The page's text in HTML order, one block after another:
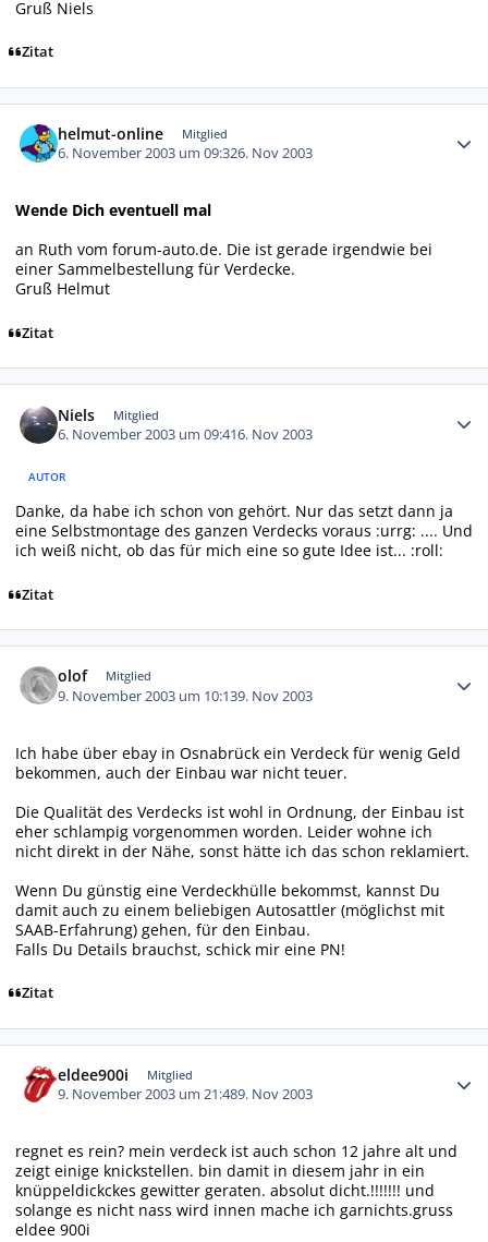
Gruß Niels
Zitat
helmut-online Mitglied
6. November 2003 um 09:326. Nov 2003
Wende Dich eventuell mal
an Ruth vom forum-auto.de. Die ist gerade irgendwie bei
einer Sammelbestellung für Verdecke.
Gruß Helmut
Zitat
Niels Mitglied
6. November 2003 um 09:416. Nov 2003
AUTOR
Danke, da habe ich schon von gehört. Nur das setzt dann ja
eine Selbstmontage des ganzen Verdecks voraus :urrg: .... Und
ich weiß nicht, ob das für mich eine so gute Idee ist... :roll:
Zitat
olof Mitglied
9. November 2003 um 10:139. Nov 2003
Ich habe über ebay in Osnabrück ein Verdeck für wenig Geld
bekommen, auch der Einbau war nicht teuer.
Die Qualität des Verdecks ist wohl in Ordnung, der Einbau ist
eher schlampig vorgenommen worden. Leider wohne ich
nicht direkt in der Nähe, sonst hätte ich das schon reklamiert.
Wenn Du günstig eine Verdeckhülle bekommst, kannst Du
damit auch zu einem beliebigen Autosattler (möglichst mit
SAAB-Erfahrung) gehen, für den Einbau.
Falls Du Details brauchst, schick mir eine PN!
Zitat
eldee900i Mitglied
9. November 2003 um 21:489. Nov 2003
regnet es rein? mein verdeck ist auch schon 12 jahre alt und
zeigt einige knickstellen. bin damit in diesem jahr in ein
knüppeldickckes gewitter geraten. absolut dicht.!!!!!!! und
solange es nicht nass wird innen mache ich garnichts.gruss
eldee 900i